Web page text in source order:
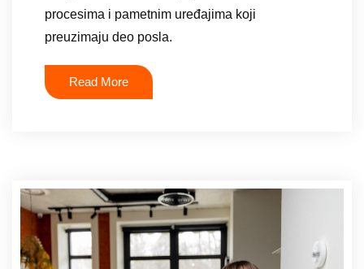
procesima i pametnim uređajima koji
preuzimaju deo posla.
Read More